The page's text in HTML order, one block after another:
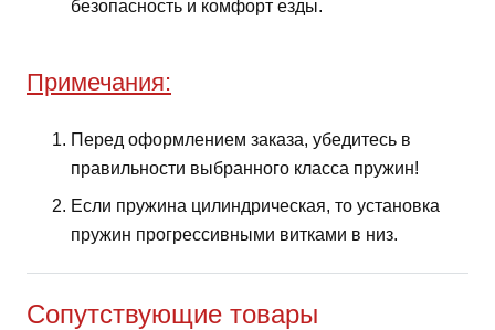
безопасность и комфорт езды.
Примечания:
Перед оформлением заказа, убедитесь в
правильности выбранного класса пружин!
Если пружина цилиндрическая, то установка
пружин прогрессивными витками в низ.
Сопутствующие товары